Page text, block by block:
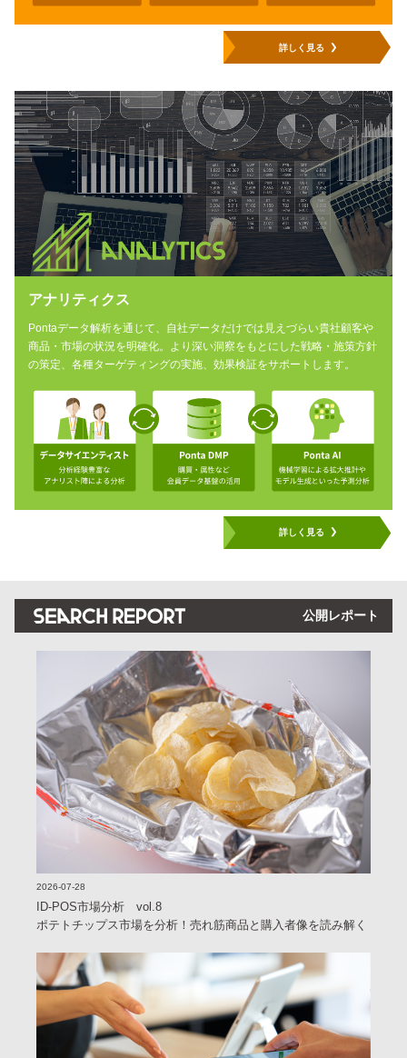
詳しく見る
アナリティクス
Pontaデータ解析を通じて、自社データだけでは見えづらい貴社顧客や
商品・市場の状況を明確化。より深い洞察をもとにした戦略・施策方針
の策定、 各種ターゲティングの実施、効果検証をサポートします。
詳しく見る
公開レポート
2026-07-28
ID-POS市場分析 vol.8
ポテトチップス市場を分析！売れ筋商品と購入者像を読み解く